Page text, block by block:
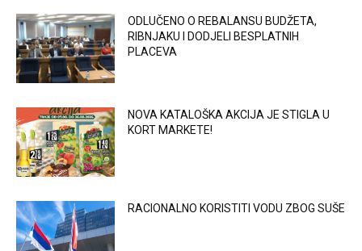
ODLUČENO O REBALANSU BUDŽETA,
RIBNJAKU I DODJELI BESPLATNIH
PLACEVA
NOVA KATALOŠKA AKCIJA JE STIGLA U
KORT MARKETE!
RACIONALNO KORISTITI VODU ZBOG SUŠE